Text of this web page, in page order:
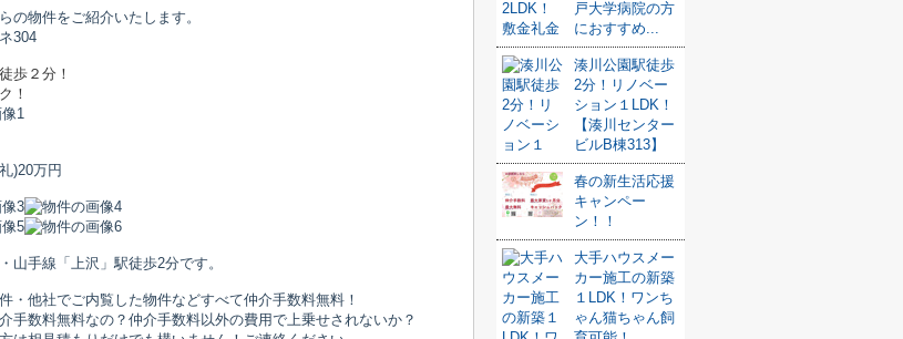
の物件をご紹介いたします。
304
歩２分！
！
)20万円
山手線「上沢」駅徒歩2分です。
・他社でご内覧した物件などすべて仲介手数料無料！
手数料無料なの？仲介手数料以外の費用で上乗せされないか？
戸大学病院の方
におすすめ...
湊川公園駅徒歩
2分！リノベー
ション１LDK！
【湊川センター
ビルB棟313】
春の新生活応援
キャンペー
ン！！
大手ハウスメー
カー施工の新築
１LDK！ワンち
ゃん猫ちゃん飼